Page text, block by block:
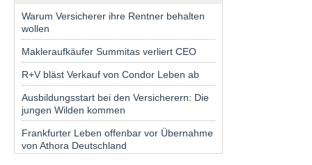
Warum Versicherer ihre Rentner behalten
wollen
Makleraufkäufer Summitas verliert CEO
R+V bläst Verkauf von Condor Leben ab
Ausbildungsstart bei den Versicherern: Die
jungen Wilden kommen
Frankfurter Leben offenbar vor Übernahme
von Athora Deutschland